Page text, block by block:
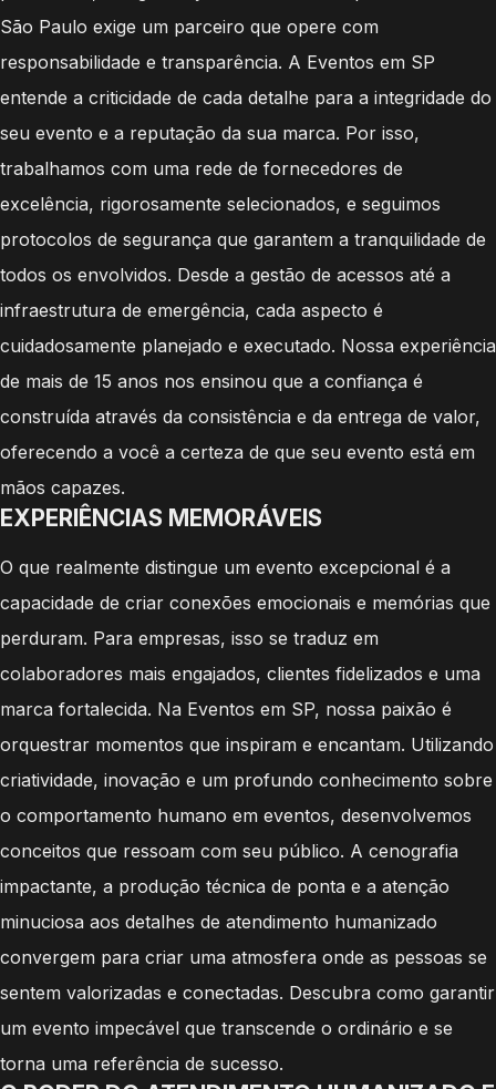
São Paulo exige um parceiro que opere com
responsabilidade e transparência. A Eventos em SP
entende a criticidade de cada detalhe para a integridade do
seu evento e a reputação da sua marca. Por isso,
trabalhamos com uma rede de fornecedores de
excelência, rigorosamente selecionados, e seguimos
protocolos de segurança que garantem a tranquilidade de
todos os envolvidos. Desde a gestão de acessos até a
infraestrutura de emergência, cada aspecto é
cuidadosamente planejado e executado. Nossa experiência
de mais de 15 anos nos ensinou que a confiança é
construída através da consistência e da entrega de valor,
oferecendo a você a certeza de que seu evento está em
mãos capazes.
EXPERIÊNCIAS MEMORÁVEIS
O que realmente distingue um evento excepcional é a
capacidade de criar conexões emocionais e memórias que
perduram. Para empresas, isso se traduz em
colaboradores mais engajados, clientes fidelizados e uma
marca fortalecida. Na Eventos em SP, nossa paixão é
orquestrar momentos que inspiram e encantam. Utilizando
criatividade, inovação e um profundo conhecimento sobre
o comportamento humano em eventos, desenvolvemos
conceitos que ressoam com seu público. A cenografia
impactante, a produção técnica de ponta e a atenção
minuciosa aos detalhes de atendimento humanizado
convergem para criar uma atmosfera onde as pessoas se
sentem valorizadas e conectadas. Descubra como garantir
um evento impecável que transcende o ordinário e se
torna uma referência de sucesso.